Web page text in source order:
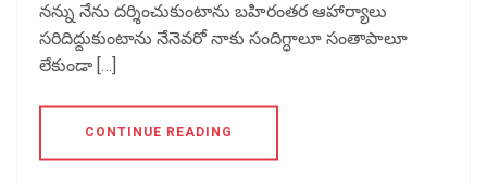
నన్ను నేను దర్శించుకుంటాను బహిరంతర ఆహార్యాలు
సరిదిద్దుకుంటాను నేనెవరో నాకు సందిగ్ధాలూ సంతాపాలూ
లేకుండా […]
CONTINUE READING